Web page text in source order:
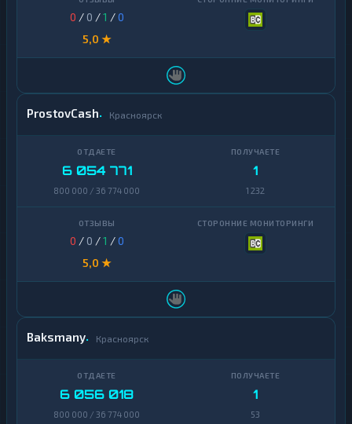
0 / 0 /1 /0
5,0 ★
ProstovCash Красноярск
6 054 771
800 000 / 36 774 000
1
1 232
0 / 0 /1 /0
5,0 ★
Baksmany Красноярск
6 056 018
800 000 / 36 774 000
1
53